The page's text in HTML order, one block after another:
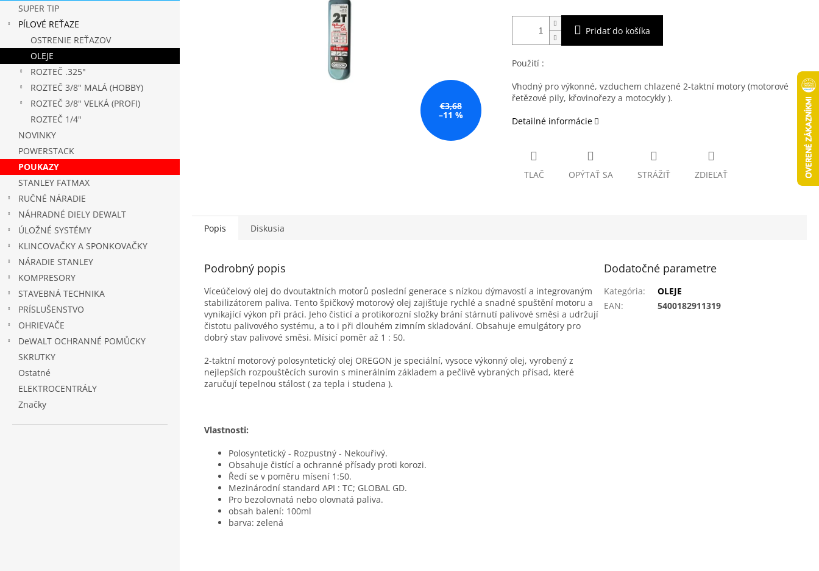
SUPER TIP
PÍLOVÉ REŤAZE
OSTRENIE REŤAZOV
OLEJE
ROZTEČ .325"
ROZTEČ 3/8" MALÁ (HOBBY)
ROZTEČ 3/8" VELKÁ (PROFI)
ROZTEČ 1/4"
NOVINKY
POWERSTACK
POUKAZY
STANLEY FATMAX
RUČNÉ NÁRADIE
NÁHRADNÉ DIELY DEWALT
ÚLOŽNÉ SYSTÉMY
KLINCOVAČKY A SPONKOVAČKY
NÁRADIE STANLEY
KOMPRESORY
STAVEBNÁ TECHNIKA
PRÍSLUŠENSTVO
OHRIEVAČE
DeWALT OCHRANNÉ POMŮCKY
SKRUTKY
Ostatné
ELEKTROCENTRÁLY
Značky
€3,68
–11 %
Pridať do košíka
Použití :
Vhodný pro výkonné, vzduchem chlazené 2-taktní motory (motorové
řetězové pily, křovinořezy a motocykly ).
Detailné informácie
TLAČ OPÝTAŤ SA STRÁŽIŤ ZDIEĽAŤ
Popis Diskusia
Podrobný popis
Víceúčelový olej do dvoutaktních motorů poslední generace s nízkou dýmavostí a integrovaným
stabilizátorem paliva. Tento špičkový motorový olej zajišťuje rychlé a snadné spuštění motoru a
vynikající výkon při práci. Jeho čisticí a protikorozní složky brání stárnutí palivové směsi a udržují
čistotu palivového systému, a to i při dlouhém zimním skladování. Obsahuje emulgátory pro
dobrý stav palivové směsi. Mísicí poměr až 1 : 50.
2-taktní motorový polosyntetický olej OREGON je speciální, vysoce výkonný olej, vyrobený z
nejlepších rozpouštěcích surovin s minerálním základem a pečlivě vybraných přísad, které
zaručují tepelnou stálost ( za tepla i studena ).
Vlastnosti:
Polosyntetický - Rozpustný - Nekouřivý.
Obsahuje čistící a ochranné přísady proti korozi.
Ředí se v poměru mísení 1:50.
Mezinárodní standard API : TC; GLOBAL GD.
Pro bezolovnatá nebo olovnatá paliva.
obsah balení: 100ml
barva: zelená
Dodatočné parametre
Kategória:
OLEJE
EAN: 5400182911319